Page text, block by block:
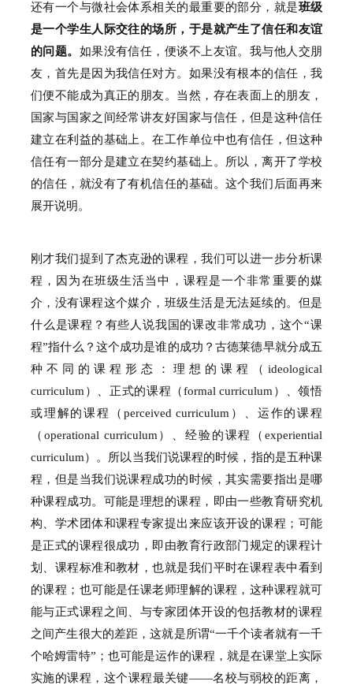
还有一个与微社会体系相关的最重要的部分，就是班级
是一个学生人际交往的场所，于是就产生了信任和友谊
的问题。 如果没有信任，便谈不上友谊。 我与他人交朋
友，首先是因为我信任对方。 如果没有根本的信任，我
们便不能成为真正的朋友。 当然，存在表面上的朋友，
国家与国家之间经常讲友好国家与信任，但是这种信任
建立在利益的基础上。在工作单位中也有信任，但这种
信任有一部分是建立在契约基础上。
所以，离开了学校
的信任，就没有了有机信任的基础。 这个我们后面再来
展开说明。
刚才我们提到了杰克逊的课程，我们可以进一步分析课
程，因为在班级生活当中，课程是一个非常重要的媒
介，没有课程这个媒介，班级生活是无法延续的。 但是
什么是课程？ 有些人说我国的课改非常成功，这个“课
程”指什么？ 这个成功是谁的成功？ 古德莱德早就分成五
种不同的课程形态： 理想的课程（ideological
curriculum）、正式的课程（formal curriculum）、领悟
或理解的课程（perceived curriculum）、运作的课程
（operational curriculum）、经验的课程（experiential
curriculum）。
所以当我们说课程的时候，指的是五种课
程，但是当我们说课程成功的时候，其实需要指出是哪
种课程成功。 可能是理想的课程，即由一些教育研究机
构、学术团体和课程专家提出来应该开设的课程； 可能
是正式的课程很成功，即由教育行政部门规定的课程计
划、课程标准和教材，也就是我们平时在课程表中看到
的课程； 也可能是任课老师理解的课程，这种课程就可
能与正式课程之间、与专家团体开设的包括教材的课程
之间产生很大的差距，这就是所谓“一千个读者就有一千
个哈姆雷特”； 也可能是运作的课程，就是在课堂上实际
实施的课程，这个课程最关键——名校与弱校的距离，